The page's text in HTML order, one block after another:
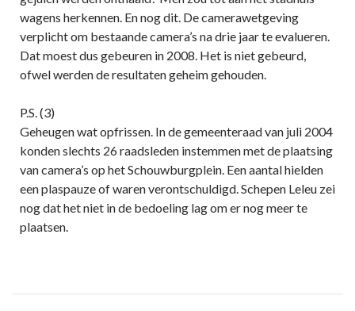
wagens herkennen. En nog dit. De camerawetgeving
verplicht om bestaande camera’s na drie jaar te evalueren.
Dat moest dus gebeuren in 2008. Het is niet gebeurd,
ofwel werden de resultaten geheim gehouden.
P.S. (3)
Geheugen wat opfrissen. In de gemeenteraad van juli 2004
konden slechts 26 raadsleden instemmen met de plaatsing
van camera’s op het Schouwburgplein. Een aantal hielden
een plaspauze of waren verontschuldigd. Schepen Leleu zei
nog dat het niet in de bedoeling lag om er nog meer te
plaatsen.